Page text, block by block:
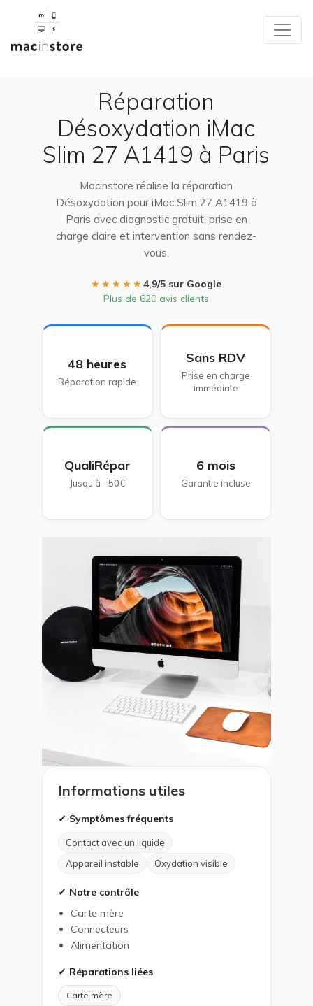
Réparation
Désoxydation iMac
Slim 27 A1419 à Paris
Macinstore réalise la réparation
Désoxydation pour iMac Slim 27 A1419 à
Paris avec diagnostic gratuit, prise en
charge claire et intervention sans rendez-
vous.
★★★★★4,9/5 sur Google
Plus de 620 avis clients
48 heures
Réparation rapide
Sans RDV
Prise en charge
immédiate
QualiRépar
Jusqu’à −50€
6 mois
Garantie incluse
Informations utiles
✓ Symptômes fréquents
Contact avec un liquide
Appareil instable
Oxydation visible
✓ Notre contrôle
Carte mère
Connecteurs
Alimentation
✓ Réparations liées
Carte mère